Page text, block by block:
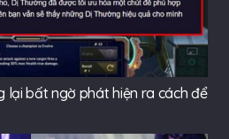
lại bất ngờ phát hiện ra cách để